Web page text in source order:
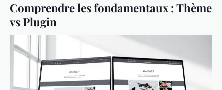
Comprendre les fondamentaux : Thème
vs Plugin